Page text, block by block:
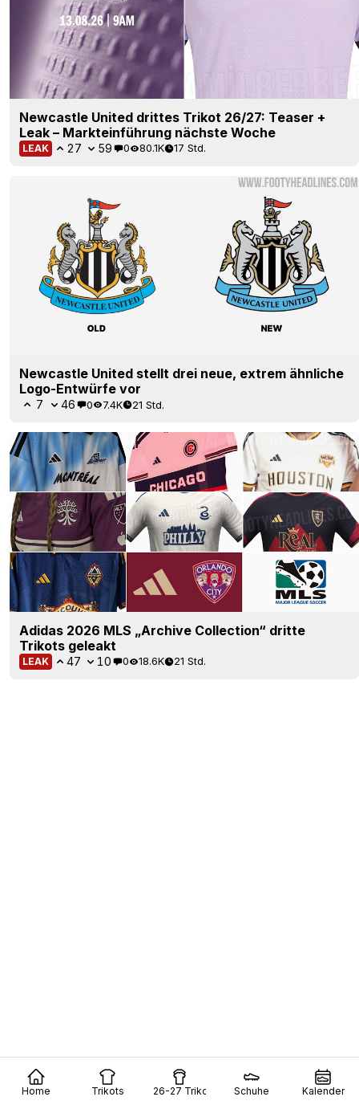
Home Trikots 26-27 Trikots Schuhe Kalender
Newcastle United drittes Trikot 26/27: Teaser +
Leak – Markteinführung nächste Woche
LEAK 27 59 0 80.1K 17 Std.
Newcastle United stellt drei neue, extrem ähnliche
Logo-Entwürfe vor
7 46 0 7.4K 21 Std.
Adidas 2026 MLS „Archive Collection“ dritte
Trikots geleakt
LEAK 47 10 0 18.6K 21 Std.